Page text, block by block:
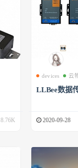
8.76K
devices 云
LLBee数据
2020-09-28